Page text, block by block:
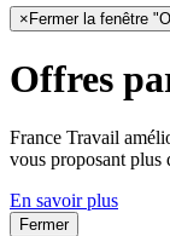
×Fermer la fenêtre
Offres
France Travail
vous proposant plus
En savoir plus
Fermer